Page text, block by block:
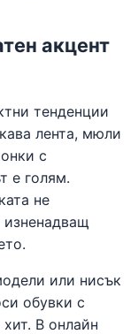
акцент
тенденции
лента, мюли
с
е голям.
не
изненадващ
или нисък
обувки с
В онлайн